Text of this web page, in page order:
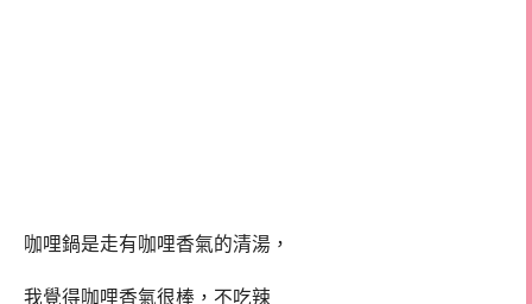
咖哩鍋是走有咖哩香氣的清湯，
我覺得咖哩香氣很棒，不吃辣